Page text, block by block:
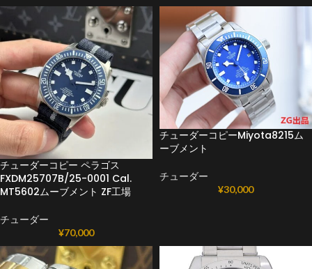
チューダーコピー ペラゴス
FXDM25707B/25-0001 Cal.
MT5602ムーブメント ZF工場
チューダー
¥70,000
チューダーコピーMiyota8215ム
ーブメント
チューダー
¥30,000